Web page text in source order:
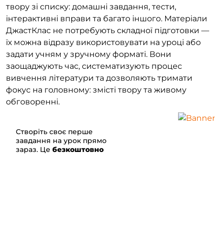
твору зі списку: домашні завдання, тести,
інтерактивні вправи та багато іншого. Матеріали
ДжастКлас не потребують складної підготовки —
їх можна відразу використовувати на уроці або
задати учням у зручному форматі. Вони
заощаджують час, систематизують процес
вивчення літератури та дозволяють тримати
фокус на головному: змісті твору та живому
обговоренні.
Створіть своє перше
завдання на урок прямо
зараз. Це безкоштовно